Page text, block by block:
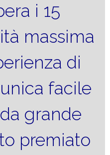
i 15
massima
di
facile
grande
premiato